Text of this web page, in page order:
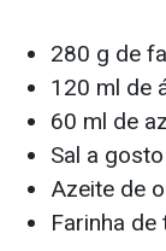
280 g de
120 ml de
60 ml de
Sal a gosto
Azeite de
Farinha